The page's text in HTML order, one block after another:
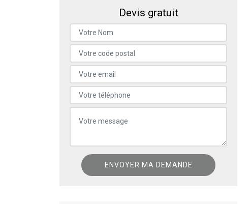
Devis gratuit